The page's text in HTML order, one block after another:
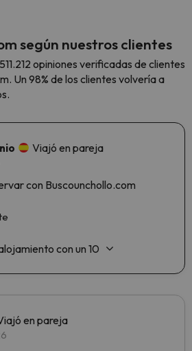
según nuestros clientes
opiniones verificadas de clientes
Un 98% de los clientes volvería a